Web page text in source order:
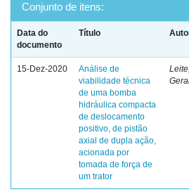
Conjunto de itens:
Data do
documento
Título
15-Dez-2020
Análise de
viabilidade técnica
de uma bomba
hidráulica compacta
de deslocamento
positivo, de pistão
axial de dupla ação,
acionada por
tomada de força de
um trator